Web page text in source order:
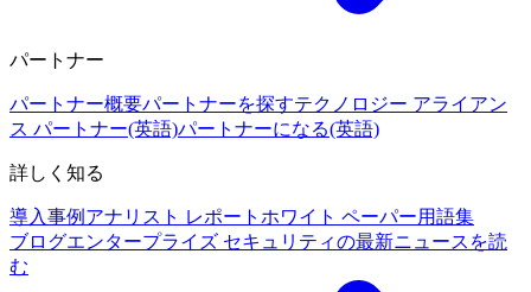
パートナー
パートナー概要パートナーを探すテクノロジー アライアン
ス パートナー(英語)パートナーになる(英語)
詳しく知る
導入事例 アナリスト レポート ホワイト ペーパー用語集
ブログエンタープライズ セキュリティの最新ニュースを読
む